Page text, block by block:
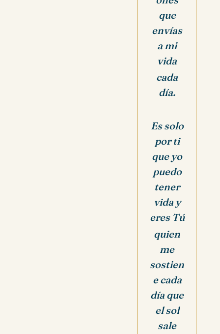
que
envías
a mi
vida
cada
día.
Es solo
por ti
que yo
puedo
tener
vida y
eres Tú
quien
me
sostien
e cada
día que
el sol
sale